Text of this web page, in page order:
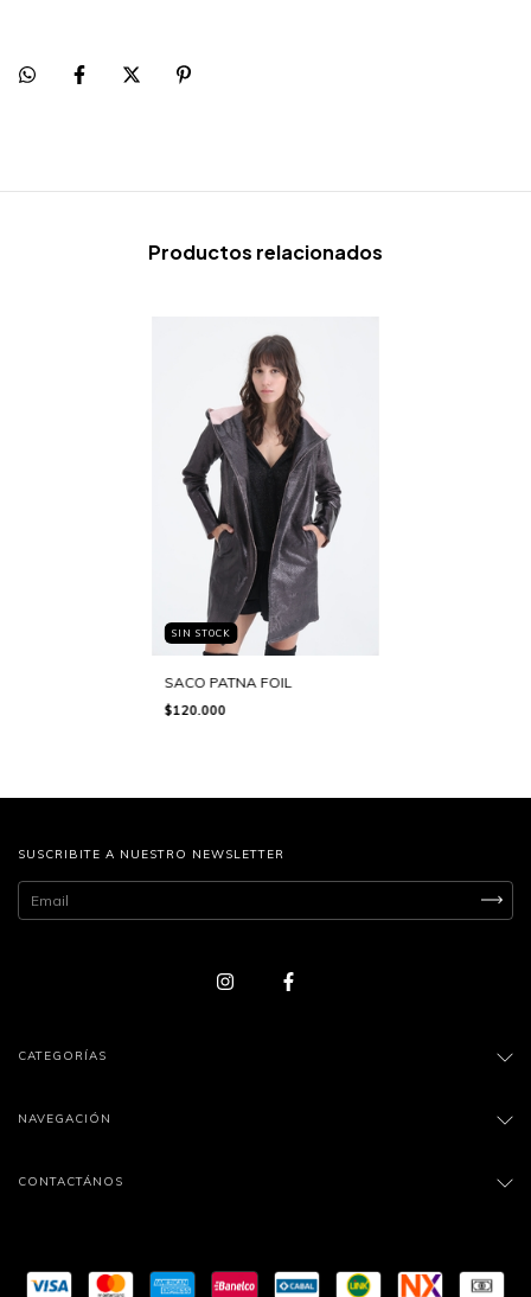
Productos relacionados
SIN STOCK
SACO PATNA FOIL
$120.000
SUSCRIBITE A NUESTRO NEWSLETTER
CATEGORÍAS
NAVEGACIÓN
CONTACTÁNOS